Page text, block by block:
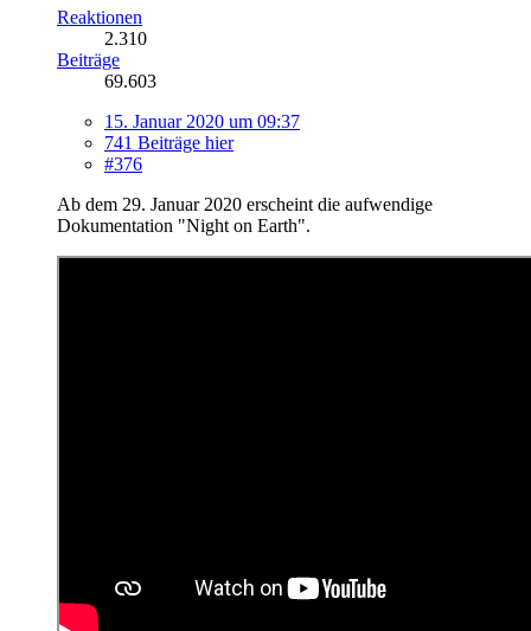
Reaktionen
2.310
Beiträge
69.603
15. Januar 2020 um 09:37
741 Beiträge hier
#376
Ab dem 29. Januar 2020 erscheint die aufwendige
Dokumentation "Night on Earth".